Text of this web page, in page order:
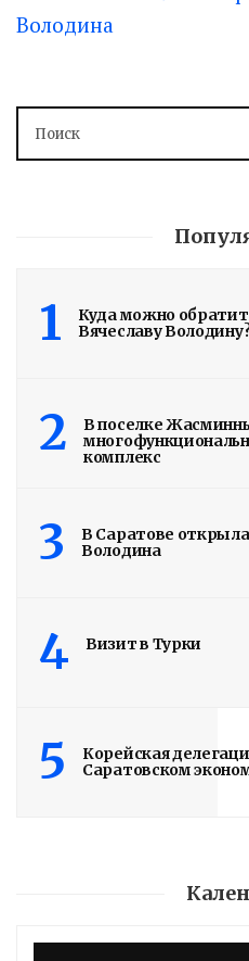
Володина
1
Куда можно
Вячеславу
2
В поселке
комплекс
3
В Саратове
Володина
4 Визит в Турки
5
Корейская
Саратовском
здания
им.
Read More